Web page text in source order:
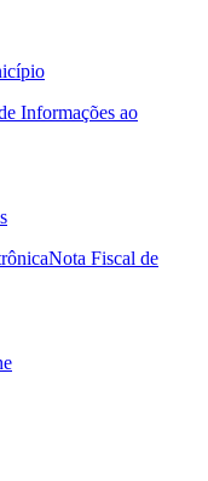
Informações ao
Nota Fiscal de